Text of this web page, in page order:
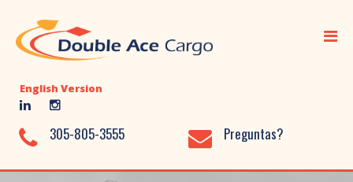
Inicio
Transporte Marítimo
Transporte Aéreo
Transporte Terrestre
English Version
305-805-3555 Preguntas?